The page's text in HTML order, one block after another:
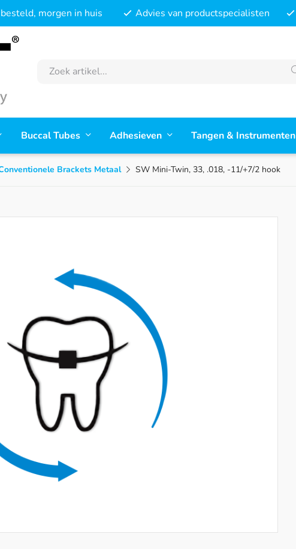
morgen in huis Advies van productspecialisten
Buccal Tubes Adhesieven Tangen & Instrumenten
Brackets Metaal SW Mini-Twin, 33, .018, -11/+7/2 hook